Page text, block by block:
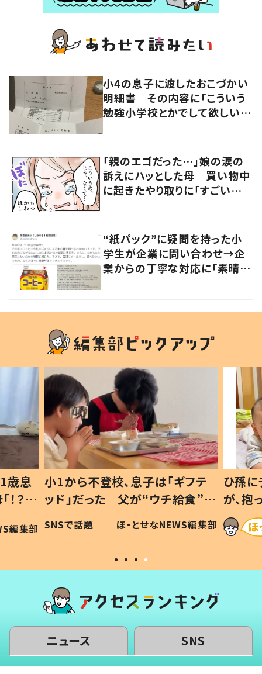
小4の息子に渡したおこづかい
明細書 その内容に「こういう
勉強小学校とかでして欲しい」
「親のエゴだった…」娘の涙の
訴えにハッとした母 買い物中
に起きたやり取りに「すごい分
“紙パック”に疑問を持った小
学生が企業に問い合わせ→企
業からの丁寧な対応に「素晴ら
歳息
？」
編集部
小1から不登校、息子は「ギフテ
ッド」だった 父が“ウチ給食”を
作り続ける理由とは #令和の親
#令和の子
SNSで話題 ほ・とせなNEWS編集部
ひ孫
が、
「涙が
い」
ニュース SNS